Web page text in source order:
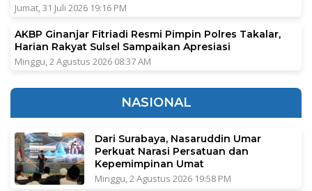
Jumat, 31 Juli 2026 19:16 PM
AKBP Ginanjar Fitriadi Resmi Pimpin Polres Takalar,
Harian Rakyat Sulsel Sampaikan Apresiasi
Minggu, 2 Agustus 2026 08:37 AM
NASIONAL
Dari Surabaya, Nasaruddin Umar
Perkuat Narasi Persatuan dan
Kepemimpinan Umat
Minggu, 2 Agustus 2026 19:58 PM